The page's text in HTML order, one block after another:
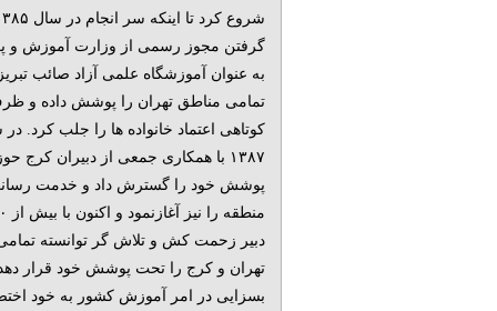
گرفتن مجوز رسمی از وزارت آموزش و
به عنوان آموزشگاه علمی آزاد صائب
تمامی مناطق تهران را پوشش داده و
کوتاهی اعتماد خانواده ها را جلب کرد.
۱۳۸۷ با همکاری جمعی از دبیران کرج
پوشش خود را گسترش داد و خدمت
دبیر زحمت کش و تلاش گر توانسته
تهران و کرج را تحت پوشش خود قرار دهد
بسزایی در امر آموزش کشور به خود